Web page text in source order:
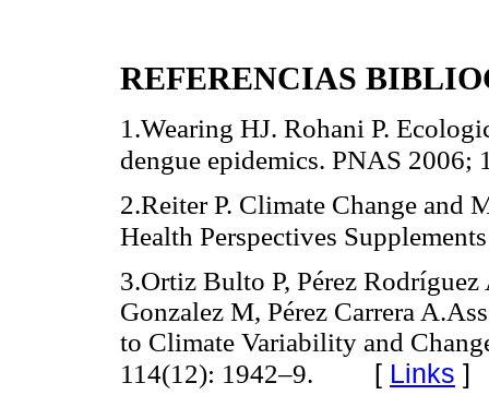
REFERENCIAS
1.Wearing HJ. Rohani P.
dengue epidemics. PNAS 2006;
2.Reiter P. Climate Change and
Health Perspectives
3.Ortiz Bulto P, Pérez
Gonzalez M, Pérez Carrera
to Climate Variability and
114(12): 1942–9. [ Links ]